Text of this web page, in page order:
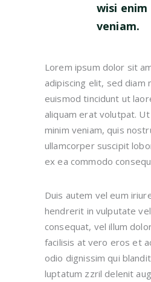
wisi enim
veniam.
Lorem ipsum dolor sit
adipiscing elit, sed diam
euismod tincidunt ut
aliquam erat volutpat.
minim veniam, quis
ullamcorper suscipit
ex ea commodo
Duis autem vel eum
hendrerit in vulputate
consequat, vel illum
facilisis at vero eros et
odio dignissim qui
luptatum zzril delenit